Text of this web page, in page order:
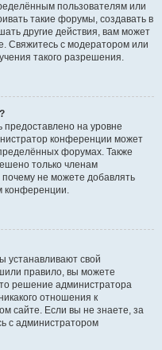
пользователям или
такие форумы, создавать в
другие действия, вам может
Свяжитесь с модератором или
такого разрешения.
на уровне
конференции может
форумах. Также
только членам
не можете добавлять
конференции.
устанавливают свой
правило, вы можете
решение администратора
отношения к
сайте. Если вы не знаете, за
с администратором